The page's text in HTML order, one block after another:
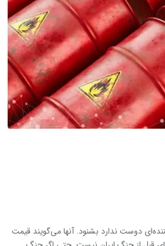
دوست ندارد بشنود. آنها می‌گویند قیمت